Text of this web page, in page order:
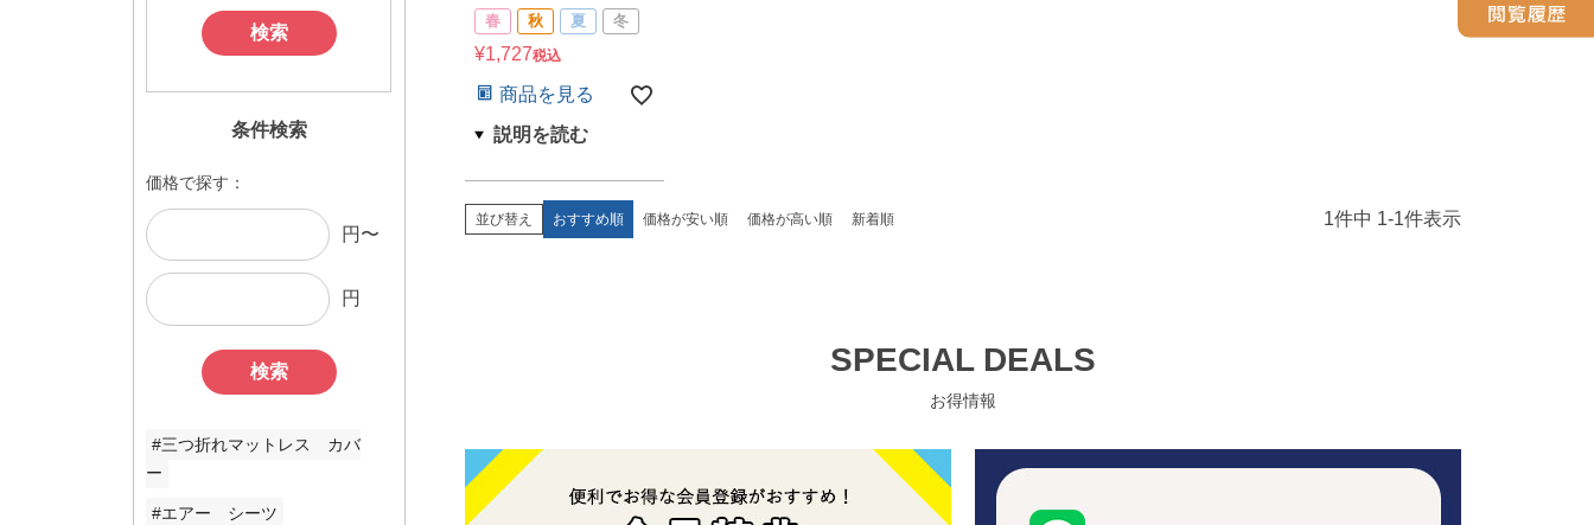
検索
条件検索
価格で探す：
円〜
円
検索
#三つ折れマットレス カバ
ー
#エアー シーツ
春 秋 夏 冬
¥1,727税込
商品を見る
並び替え おすすめ順 価格が安い順 価格が高い順 新着順 1件中 1-1件表示
SPECIAL DEALS
お得情報